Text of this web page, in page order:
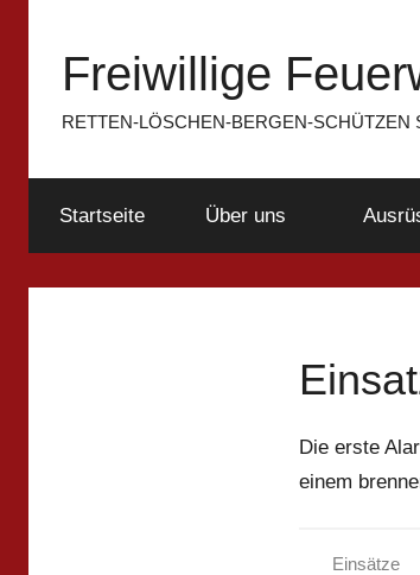
springen
Freiwillige
RETTEN-LÖSCHEN-BERGEN-SCHÜTZEN
Startseite Über uns
Die erste
einem
Einsätze